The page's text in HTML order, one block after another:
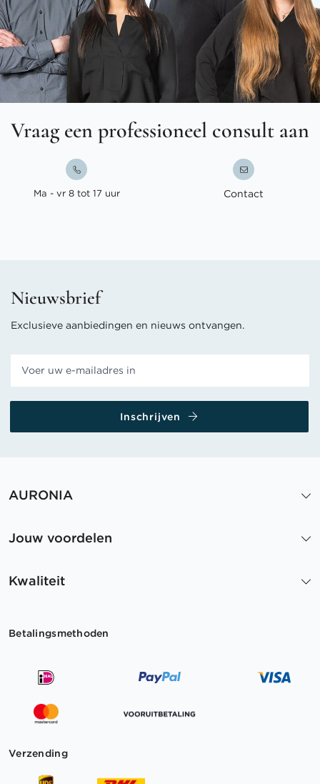
Vraag een professioneel consult aan
Ma - vr 8 tot 17 uur Contact
Nieuwsbrief
Exclusieve aanbiedingen en nieuws ontvangen.
Inschrijven
AURONIA
Jouw voordelen
Kwaliteit
Betalingsmethoden
Verzending